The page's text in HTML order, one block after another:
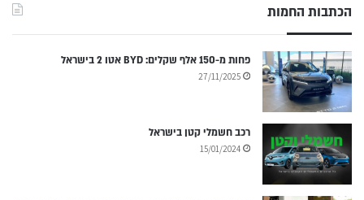
הכתבות החמות
פחות מ-150 אלף שקלים: BYD אטו 2 בישראל
27/11/2025
רכב חשמלי קטן בישראל
15/01/2024